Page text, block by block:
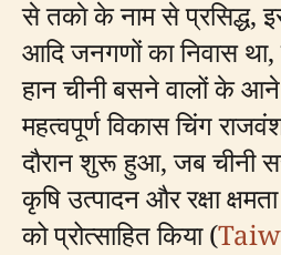
से तकाे के नाम से प्रसिद्ध,
आदि जनगणों का निवास था,
हान चीनी बसने वालों के
महत्वपूर्ण विकास चिंग
दौरान शुरू हुआ, जब चीनी
कृषि उत्पादन और रक्षा
को प्रोत्साहित किया (